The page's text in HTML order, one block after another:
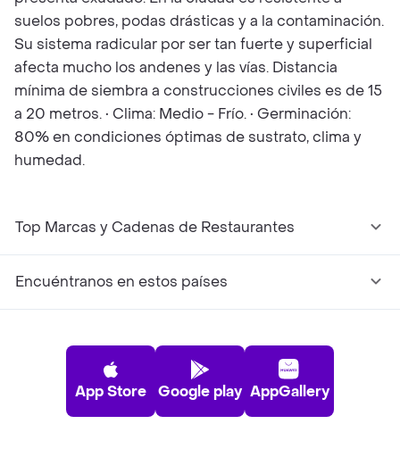
suelos pobres, podas drásticas y a la contaminación.
Su sistema radicular por ser tan fuerte y superficial
afecta mucho los andenes y las vías. Distancia
mínima de siembra a construcciones civiles es de 15
a 20 metros. • Clima: Medio - Frío. • Germinación:
80% en condiciones óptimas de sustrato, clima y
humedad.
Top Marcas y Cadenas de Restaurantes
Encuéntranos en estos países
App Store Google play AppGallery